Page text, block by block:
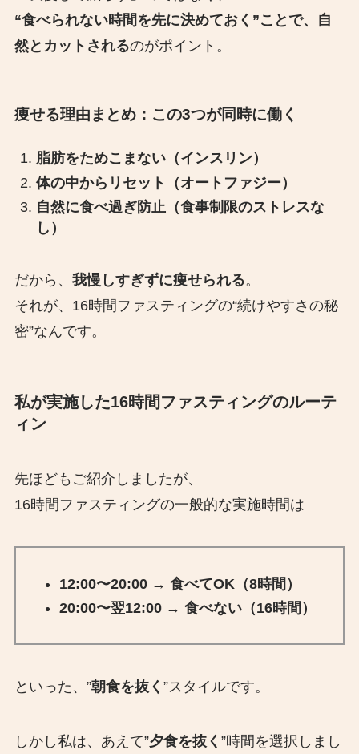
“食べられない時間を先に決めておく”ことで、自
然とカットされるのがポイント。
痩せる理由まとめ：この3つが同時に働く
脂肪をためこまない（インスリン）
体の中からリセット（オートファジー）
自然に食べ過ぎ防止（食事制限のストレスな
し）
だから、 我慢しすぎずに痩せられる。
それが、16時間ファスティングの“続けやすさの秘
密”なんです。
私が実施した16時間ファスティングのルーテ
ィン
先ほどもご紹介しましたが、
16時間ファスティングの一般的な実施時間は
12:00〜20:00 → 食べてOK（8時間）
20:00〜翌12:00 → 食べない（16時間）
といった、”朝食を抜く ”スタイルです。
しかし私は、あえて”夕食を抜く ”時間を選択しまし